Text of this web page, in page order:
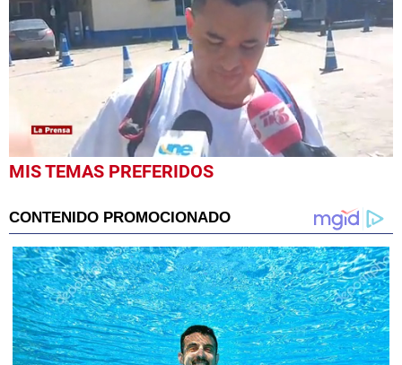
0
seconds
minute,
30
seconds
MIS TEMAS PREFERIDOS